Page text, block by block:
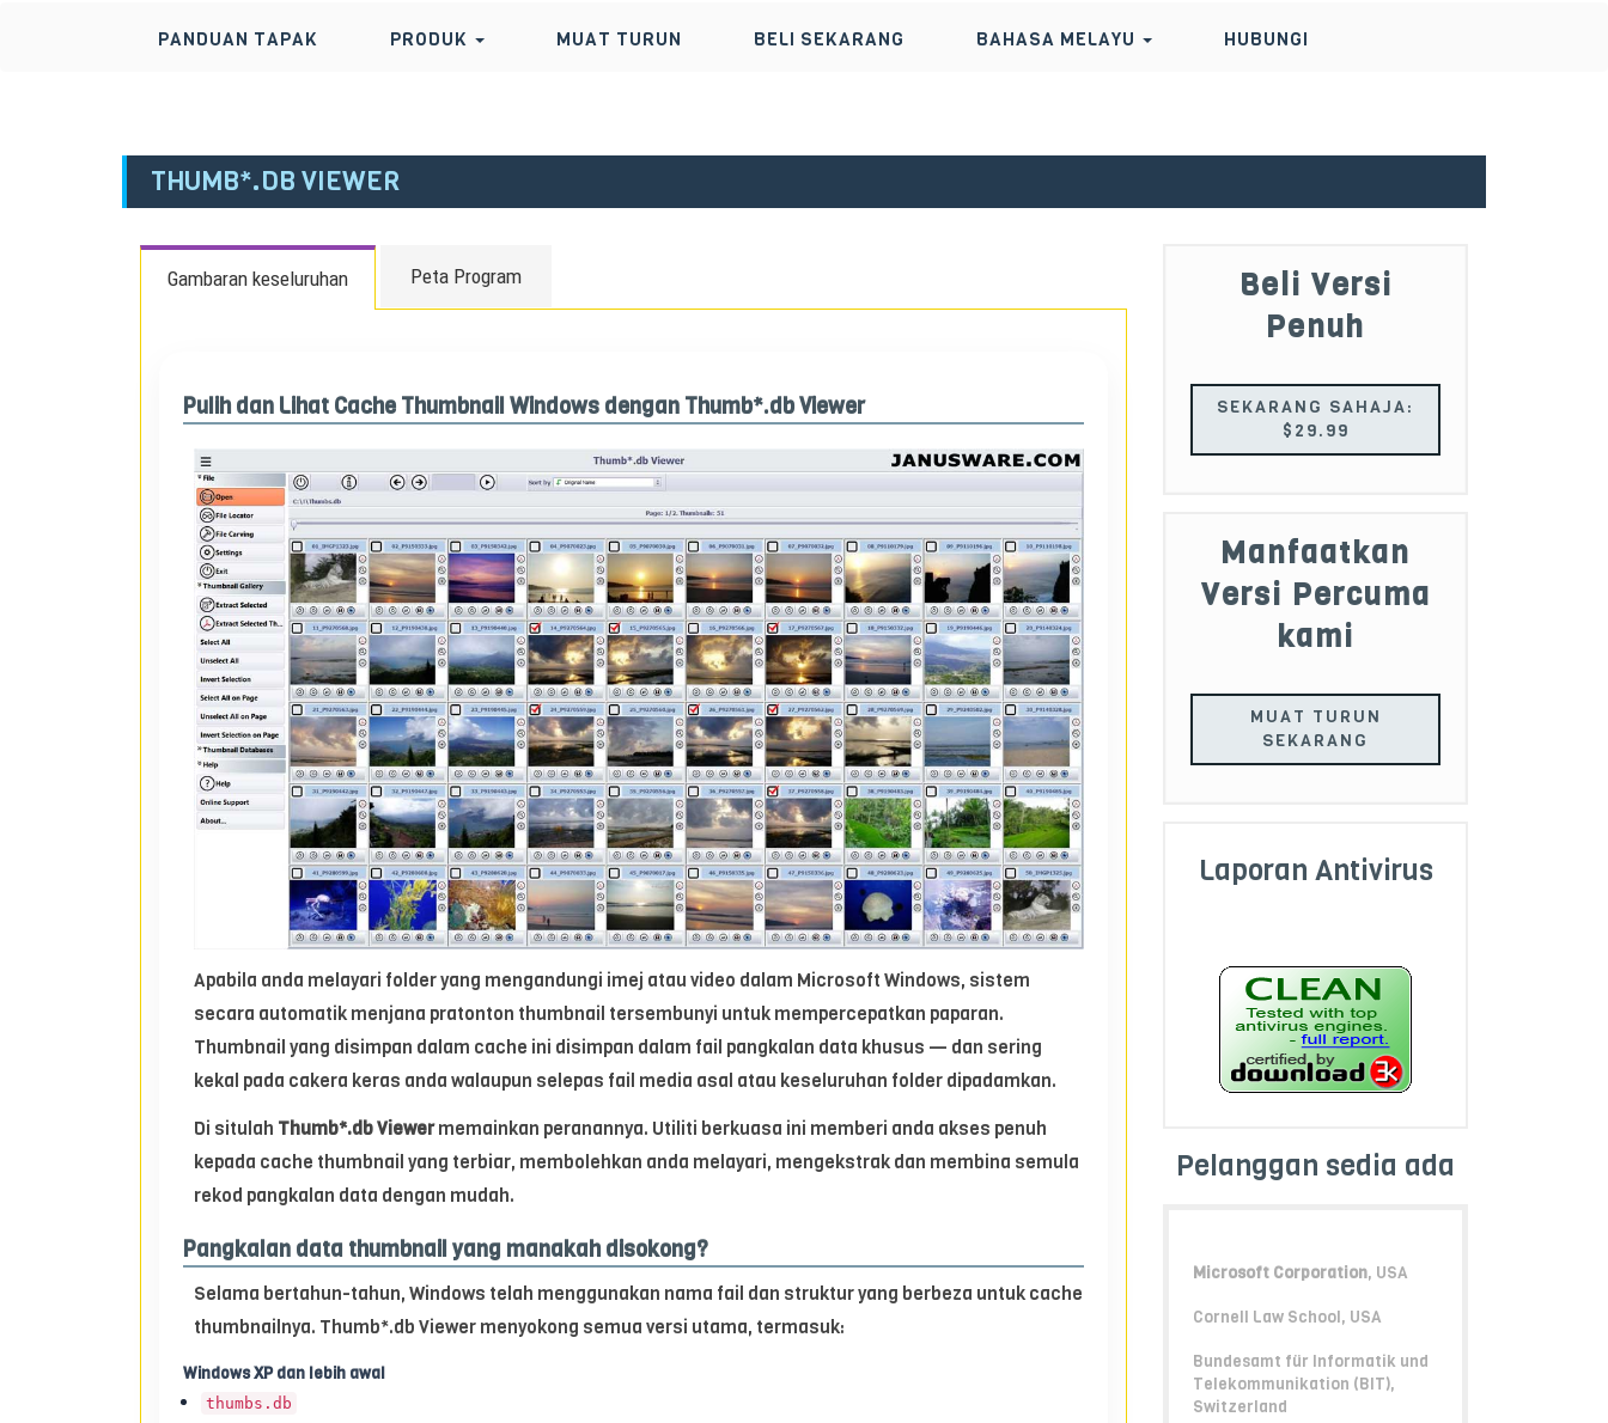
PANDUAN TAPAK PRODUK MUAT TURUN BELI SEKARANG BAHASA MELAYU HUBUNGI
THUMB*.DB VIEWER
Gambaran keseluruhan Peta Program
Pulih dan Lihat Cache Thumbnail Windows dengan Thumb*.db Viewer
Apabila anda melayari folder yang mengandungi imej atau video dalam Microsoft Windows, sistem
secara automatik menjana pratonton thumbnail tersembunyi untuk mempercepatkan paparan.
Thumbnail yang disimpan dalam cache ini disimpan dalam fail pangkalan data khusus — dan sering
kekal pada cakera keras anda walaupun selepas fail media asal atau keseluruhan folder dipadamkan.
Di situlah Thumb*.db Viewermemainkan peranannya. Utiliti berkuasa ini memberi anda akses penuh
kepada cache thumbnail yang terbiar, membolehkan anda melayari, mengekstrak dan membina semula
rekod pangkalan data dengan mudah.
Pangkalan data thumbnail yang manakah disokong?
Selama bertahun-tahun, Windows telah menggunakan nama fail dan struktur yang berbeza untuk cache
thumbnailnya. Thumb*.db Viewer menyokong semua versi utama, termasuk:
Windows XP dan lebih awal
thumbs.db
Beli Versi
Penuh
SEKARANG SAHAJA:
29.99
Manfaatkan
Versi Percuma
kami
MUAT TURUN
SEKARANG
Laporan Antivirus
Pelanggan sedia ada
Microsoft Corporation, USA
Cornell Law School, USA
Bundesamt für Informatik und
Telekommunikation (BIT),
Switzerland